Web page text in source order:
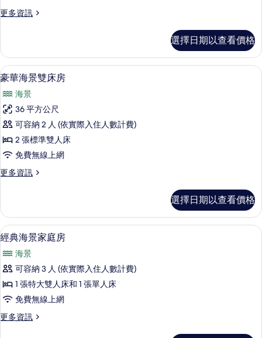
床
的
所
有
相
片
更多資訊
更
山
景
雙
房
的
詳
情
選擇日期以查看價格
顯
豪
華
海
景
床
的
所
有
相
片
豪華海景雙床房 | 迷你吧、客房內保
4
豪華海景雙床房
海景
36 平方公尺
可容納 2 人 (依實際入住人數計費)
2 張標準雙人床
免費無線上網
更多資訊
更
海
景
雙
房
的
情
選擇日期以查看價格
顯
示
經
典
海
家
迷你吧、客房內保險箱、書桌、遮光
3
經典海景家庭房
海景
可容納 3 人 (依實際入住人數計費)
1 張特大雙人床和 1 張單人床
免費無線上網
更多資訊
更